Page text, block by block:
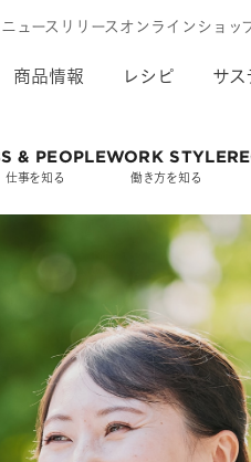
商品情報 レシピ サス
ニュースリリースオンラインショッ
& PEOPLE
仕事を知る
WORK STYLE
働き方を知る